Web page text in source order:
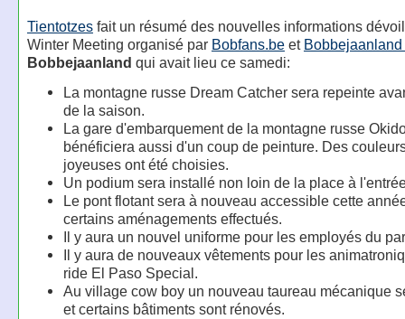
Tientotzesfait un résumé des nouvelles informations
Winter Meeting organisé par Bobfans.beet
Bobbejaanland qui avait lieu ce samedi:
La montagne russe Dream Catcher sera repeinte
de la saison.
La gare d'embarquement de la montagne russe
bénéficiera aussi d'un coup de peinture. Des
joyeuses ont été choisies.
Un podium sera installé non loin de la place à
Le pont flotant sera à nouveau accessible cette
certains aménagements effectués.
Il y aura un nouvel uniforme pour les employés du
Il y aura de nouveaux vêtements pour les
ride El Paso Special.
Au village cow boy un nouveau taureau mécanique
et certains bâtiments sont rénovés.